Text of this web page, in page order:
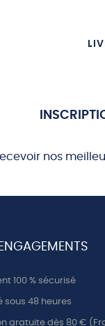
MURAILLE DE CHINE
nos
100 % sécurisé
sous 48 heures
gratuite dès 80 €